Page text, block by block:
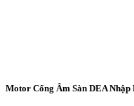
Motor Cổng Âm Sàn DEA Nhập